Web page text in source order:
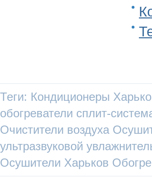
Теги: Кондиционеры
обогреватели сплит-
Очистители воздуха
ультразвуковой
Осушители Харьков